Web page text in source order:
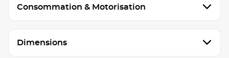
Consommation & Motorisation
Dimensions